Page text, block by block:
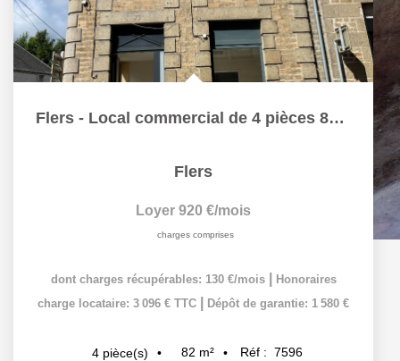
Flers - Local commercial de 4 pièces 82 m2
Flers
Loyer 920 €/mois
charges comprises
dont charges récupérables: 130 €/mois
Honoraires
charge locataire: 3 096 € TTC
Dépôt de garantie: 1 580 €
4 pièce(s) 82 m² Réf : 7596